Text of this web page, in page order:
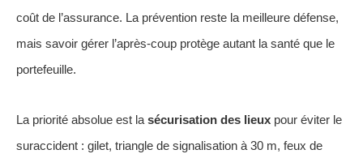
coût de l’assurance. La prévention reste la meilleure défense,
mais savoir gérer l’après‑coup protège autant la santé que le
portefeuille.
La priorité absolue est la sécurisation des lieux pour éviter le
suraccident : gilet, triangle de signalisation à 30 m, feux de